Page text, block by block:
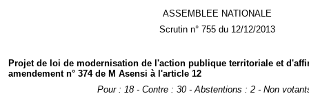
ASSEMBLEE NATIONALE
Scrutin n° 755 du 12/12/2013
Projet de loi de modernisation de l'action publique territoriale et
amendement n° 374 de M Asensi à l'article 12
Pour : 18 - Contre : 30 - Abstentions : 2 - Non